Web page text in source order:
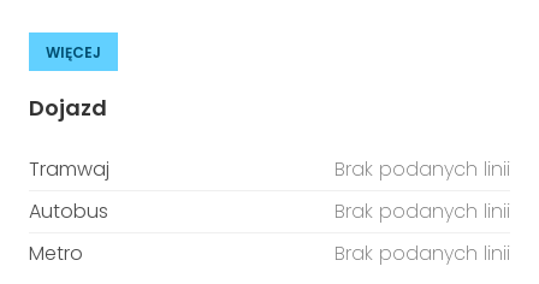
WIĘCEJ
Dojazd
Tramwaj
Brak podanych linii
Autobus
Brak podanych linii
Metro
Brak podanych linii